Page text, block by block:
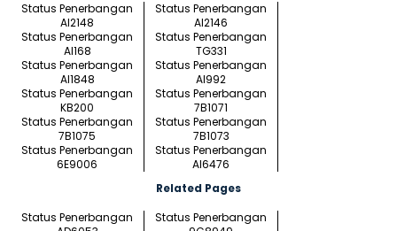
Status Penerbangan
AI2148
Status Penerbangan
AI2146
Status Penerbangan
AI168
Status Penerbangan
TG331
Status Penerbangan
AI1848
Status Penerbangan
AI992
Status Penerbangan
KB200
Status Penerbangan
7B1071
Status Penerbangan
7B1075
Status Penerbangan
7B1073
Status Penerbangan
6E9006
Status Penerbangan
AI6476
Related Pages
Status Penerbangan
Status Penerbangan